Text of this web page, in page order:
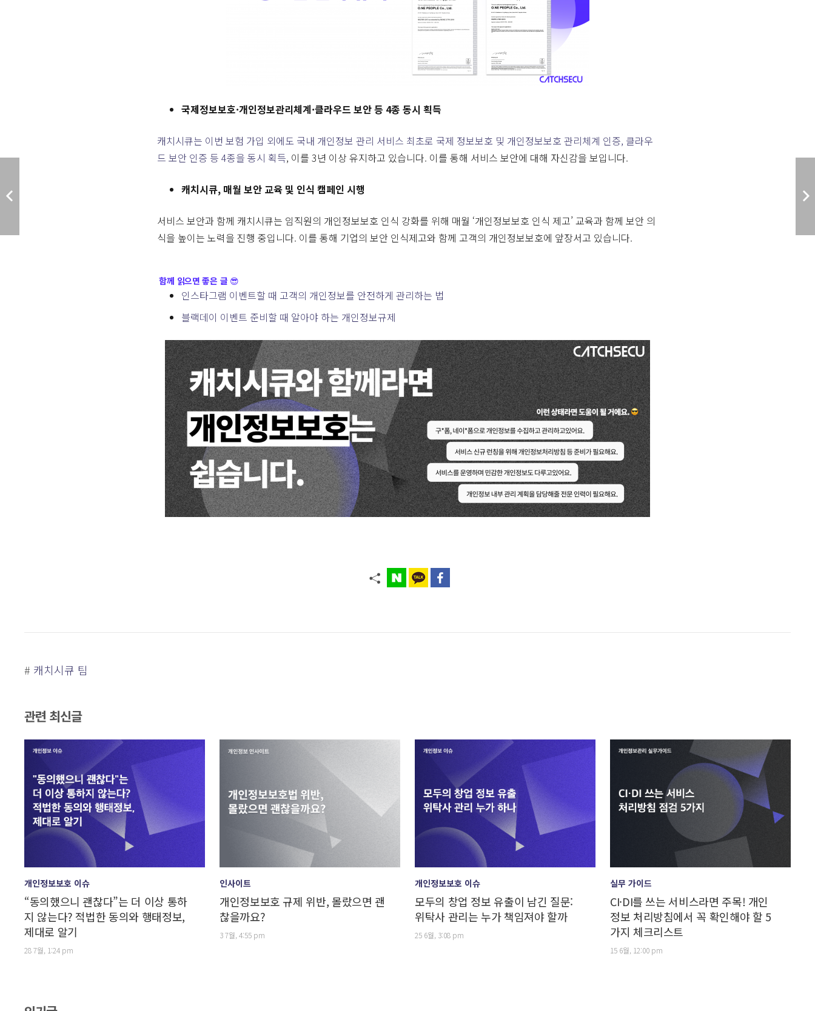
국제정보보호·개인정보관리체계·클라우드 보안 등 4종 동시 획득
캐치시큐는 이번 보험 가입 외에도 국내 개인정보 관리 서비스 최초로 국제 정보보호 및 개인정보보호 관리체계 인증, 클라우
드 보안 인증 등 4종을 동시 획득, 이를 3년 이상 유지하고 있습니다. 이를 통해 서비스 보안에 대해 자신감을 보입니다.
캐치시큐, 매월 보안 교육 및 인식 캠페인 시행
서비스 보안과 함께 캐치시큐는 임직원의 개인정보보호 인식 강화를 위해 매월 ‘개인정보보호 인식 제고’ 교육과 함께 보안 의
식을 높이는 노력을 진행 중입니다. 이를 통해 기업의 보안 인식제고와 함께 고객의 개인정보보호에 앞장서고 있습니다.
함께 읽으면 좋은 글 😎
인스타그램 이벤트할 때 고객의 개인정보를 안전하게 관리하는 법
블랙데이 이벤트 준비할 때 알아야 하는 개인정보규제
# 캐치시큐 팀
관련 최신글
개인정보보호 이슈
“동의했으니 괜찮다”는 더 이상 통하
지 않는다? 적법한 동의와 행태정보,
제대로 알기
28 7월, 1:24 pm
인사이트
개인정보보호 규제 위반, 몰랐으면 괜
찮을까요?
3 7월, 4:55 pm
개인정보보호 이슈
모두의 창업 정보 유출이 남긴 질문:
위탁사 관리는 누가 책임져야 할까
25 6월, 3:08 pm
실무 가이드
CI·DI를 쓰는 서비스라면 주목! 개인
정보 처리방침에서 꼭 확인해야 할 5
가지 체크리스트
15 6월, 12:00 pm